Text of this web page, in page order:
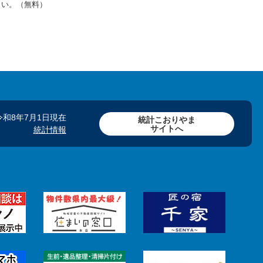
。（無料）
和8年7月1日現在
統計情報
統計こおりやま
サイトへ